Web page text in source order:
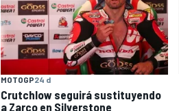
MOTOGP24 d
Crutchlow seguirá sustituyendo
a Zarco en Silverstone